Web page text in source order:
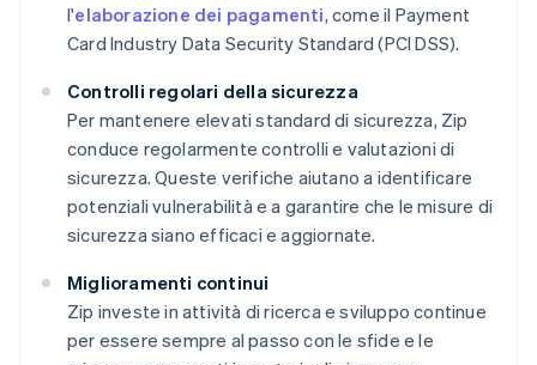
l'elaborazione dei pagamenti, come il Payment
Card Industry Data Security Standard (PCI DSS).
Controlli regolari della sicurezza
Per mantenere elevati standard di sicurezza, Zip
conduce regolarmente controlli e valutazioni di
sicurezza. Queste verifiche aiutano a identificare
potenziali vulnerabilità e a garantire che le misure di
sicurezza siano efficaci e aggiornate.
Miglioramenti continui
Zip investe in attività di ricerca e sviluppo continue
per essere sempre al passo con le sfide e le